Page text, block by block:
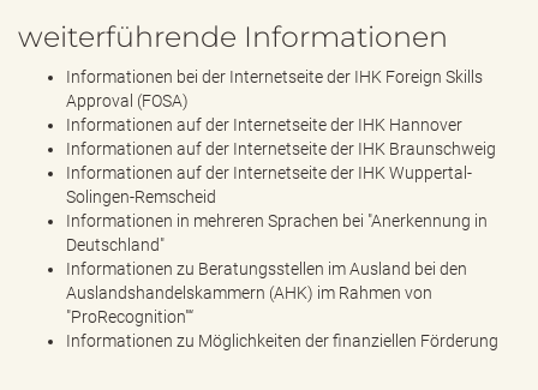
weiterführende Informationen
Informationen bei der Internetseite der IHK Foreign Skills
Approval (FOSA)
Informationen auf der Internetseite der IHK Hannover
Informationen auf der Internetseite der IHK Braunschweig
Informationen auf der Internetseite der IHK Wuppertal-
Solingen-Remscheid
Informationen in mehreren Sprachen bei "Anerkennung in
Deutschland"
Informationen zu Beratungsstellen im Ausland bei den
Auslandshandelskammern (AHK) im Rahmen von
"ProRecognition"“
Informationen zu Möglichkeiten der finanziellen Förderung